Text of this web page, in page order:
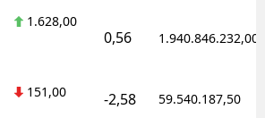
1.628,00
0,56 1.940.846.232,00
151,00 -2,58 59.540.187,50